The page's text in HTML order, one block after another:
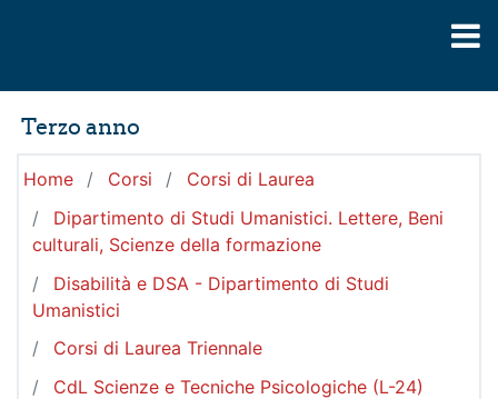
Terzo anno
Home Corsi
Corsi di Laurea
Dipartimento di Studi Umanistici. Lettere, Beni
culturali, Scienze della formazione
Disabilità e DSA - Dipartimento di Studi
Umanistici
Corsi di Laurea Triennale
CdL Scienze e Tecniche Psicologiche (L-24)